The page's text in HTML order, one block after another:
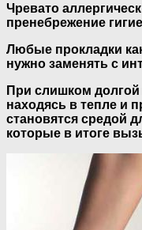
Чревато
пренебрежение
Любые прокладки
нужно заменять с
При слишком
находясь в тепле и
становятся средой
которые в итоге